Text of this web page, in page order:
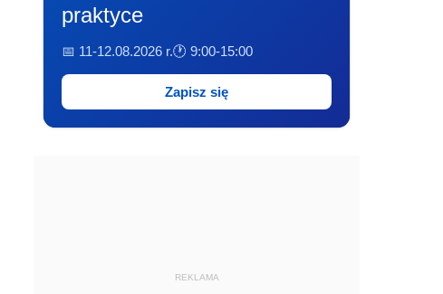
praktyce
📅 11-12.08.2026 r.🕐 9:00-15:00
Zapisz się
REKLAMA